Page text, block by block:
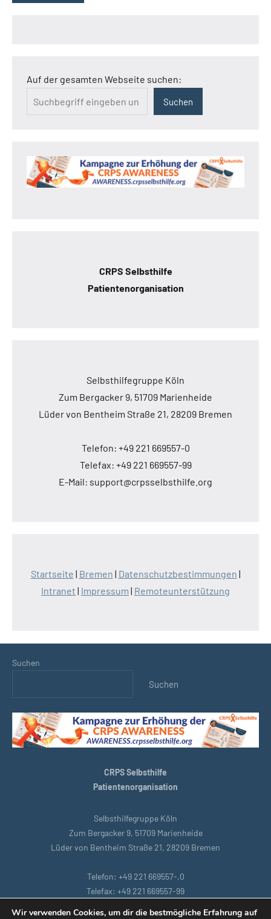
Auf der gesamten Webseite suchen:
Suchen
CRPS Selbsthilfe
Patientenorganisation
Selbsthilfegruppe Köln
Zum Bergacker 9, 51709 Marienheide
Lüder von Bentheim Straße 21, 28209 Bremen
Telefon: +49 221 669557-0
Telefax: +49 221 669557-99
E-Mail: support@crpsselbsthilfe.org
Startseite | Bremen | Datenschutzbestimmungen |
Intranet | Impressum | Remoteunterstützung
Suchen
Suchen
CRPS Selbsthilfe
Patientenorganisation
Selbsthilfegruppe Köln
Zum Bergacker 9, 51709 Marienheide
Lüder von Bentheim Straße 21, 28209 Bremen
Telefon: +49 221 669557-,0
Telefax: +49 221 669557-99
Wir verwenden Cookies, um dir die bestmögliche Erfahrung auf